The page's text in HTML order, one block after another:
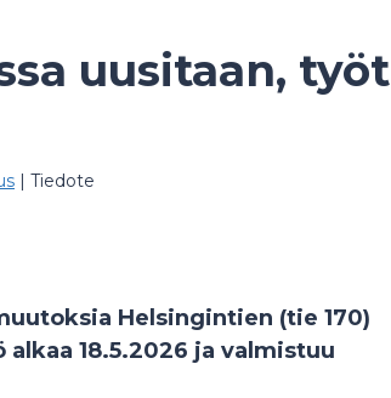
uusitaan, työt
| Tiedote
Helsingintien (tie 170)
18.5.2026 ja valmistuu